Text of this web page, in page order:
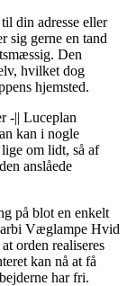
din adresse eller
sig gerne en tand
Den
hvilket dog
hjemsted.
-|| Luceplan
kan i nogle
om lidt, så af
anslåede
på blot en enkelt
Væglampe Hvid
orden realiseres
kan nå at få
har fri.